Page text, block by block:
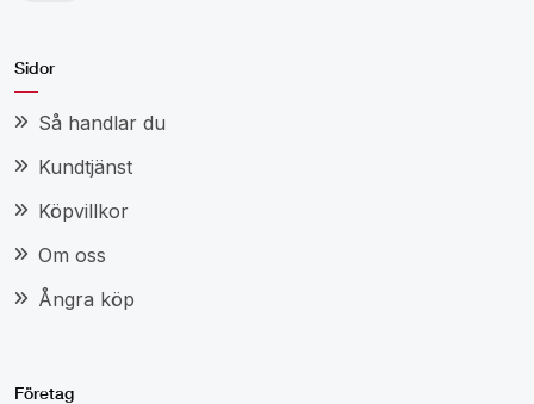
Sidor
Så handlar du
Kundtjänst
Köpvillkor
Om oss
Ångra köp
Företag